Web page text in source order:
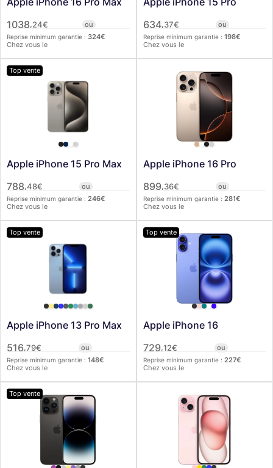
1038,24€ ou
Reprise minimum garantie : 324€
Chez vous le
634,37€ ou
Reprise minimum garantie : 198€
Chez vous le
Top vente
Apple iPhone 15 Pro Max
788,48€ ou
Reprise minimum garantie : 246€
Chez vous le
Apple iPhone 16 Pro
899,36€ ou
Reprise minimum garantie : 281€
Chez vous le
Top vente
Apple iPhone 13 Pro Max
516,79€ ou
Reprise minimum garantie : 148€
Chez vous le
Top vente
Apple iPhone 16
729,12€ ou
Reprise minimum garantie : 227€
Chez vous le
Top vente